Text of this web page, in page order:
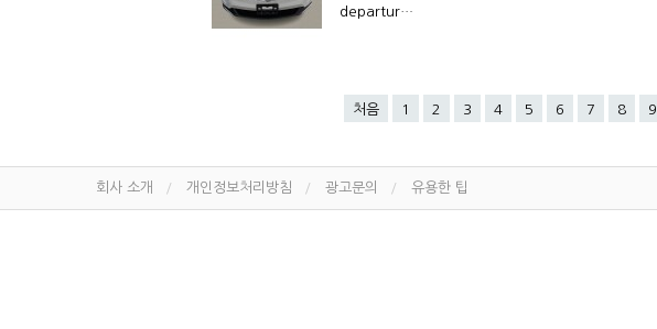
departur…
처음 1 2 3 4 5 6 7 8 9
회사 소개 개인정보처리방침 광고문의 유용한 팁